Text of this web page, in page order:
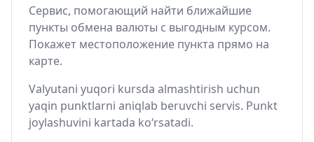
Сервис, помогающий найти ближайшие
пункты обмена валюты с выгодным курсом.
Покажет местоположение пункта прямо на
карте.
Valyutani yuqori kursda almashtirish uchun
yaqin punktlarni aniqlab beruvchi servis. Punkt
joylashuvini kartada ko‘rsatadi.